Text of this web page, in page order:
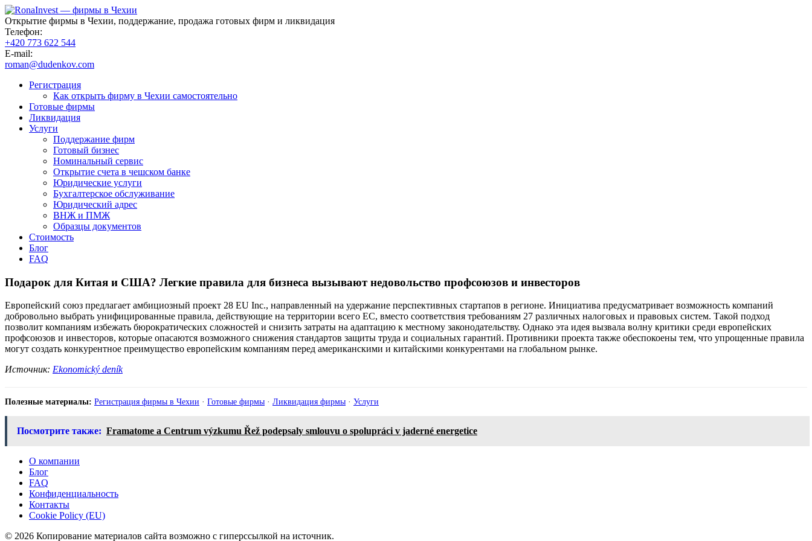
Открытие фирмы в Чехии, поддержание, продажа готовых фирм и ликвидация
Телефон:
+420 773 622 544
E-mail:
roman@dudenkov.com
Регистрация
Как открыть фирму в Чехии самостоятельно
Готовые фирмы
Ликвидация
Услуги
Поддержание фирм
Готовый бизнес
Номинальный сервис
Открытие счета в чешском банке
Юридические услуги
Бухгалтерское обслуживание
Юридический адрес
ВНЖ и ПМЖ
Образцы документов
Стоимость
Блог
FAQ
Подарок для Китая и США? Легкие правила для бизнеса вызывают недовольство профсоюзов и инвесторов
Европейский союз предлагает амбициозный проект 28 EU Inc., направленный на удержание перспективных стартапов в регионе. Инициатива предусматривает возможность компаний
добровольно выбрать унифицированные правила, действующие на территории всего ЕС, вместо соответствия требованиям 27 различных налоговых и правовых систем. Такой подход
позволит компаниям избежать бюрократических сложностей и снизить затраты на адаптацию к местному законодательству. Однако эта идея вызвала волну критики среди европейских
профсоюзов и инвесторов, которые опасаются возможного снижения стандартов защиты труда и социальных гарантий. Противники проекта также обеспокоены тем, что упрощенные правила
могут создать конкурентное преимущество европейским компаниям перед американскими и китайскими конкурентами на глобальном рынке.
Источник: Ekonomický deník
Полезные материалы: Регистрация фирмы в Чехии · Готовые фирмы · Ликвидация фирмы · Услуги
Посмотрите также: Framatome a Centrum výzkumu Řež podepsaly smlouvu o spolupráci v jaderné energetice
О компании
Блог
FAQ
Конфиденциальность
Контакты
Cookie Policy (EU)
© 2026 Копирование материалов сайта возможно с гиперссылкой на источник.